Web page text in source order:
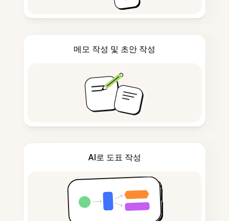
메모 작성 및 초안 작성
AI로 도표 작성